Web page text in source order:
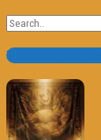
Search
for:
Trailer e Poster do